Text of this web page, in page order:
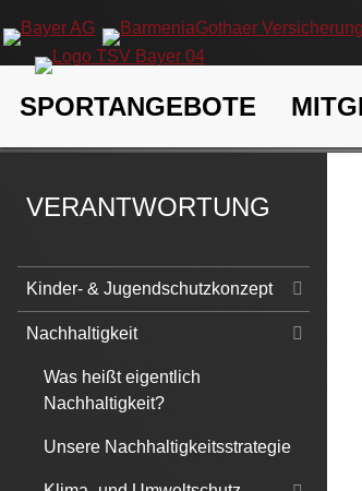
Navigation
überspringen
SPORTANGEBOTE
VERANTWORTUNG
Navigation
überspringen
Kinder- & Jugendschutzkonzept
Nachhaltigkeit
Was heißt eigentlich
Nachhaltigkeit?
Unsere Nachhaltigkeitsstrategie